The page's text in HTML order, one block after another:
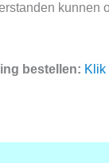
kunnen
bestellen: